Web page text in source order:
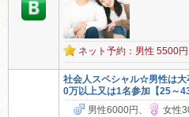
ネット予約：男性 5500
社会人スペシャル☆男性は
0万以上又は1名参加【25～43
男性6000円、
女性